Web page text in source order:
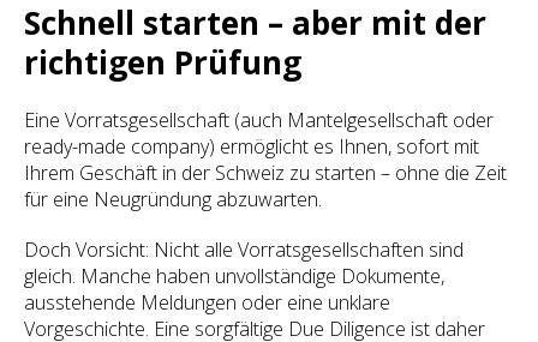
Schnell starten – aber mit der
richtigen Prüfung
Eine Vorratsgesellschaft (auch Mantelgesellschaft oder
ready-made company) ermöglicht es Ihnen, sofort mit
Ihrem Geschäft in der Schweiz zu starten – ohne die Zeit
für eine Neugründung abzuwarten.
Doch Vorsicht: Nicht alle Vorratsgesellschaften sind
gleich. Manche haben unvollständige Dokumente,
ausstehende Meldungen oder eine unklare
Vorgeschichte. Eine sorgfältige Due Diligence ist daher